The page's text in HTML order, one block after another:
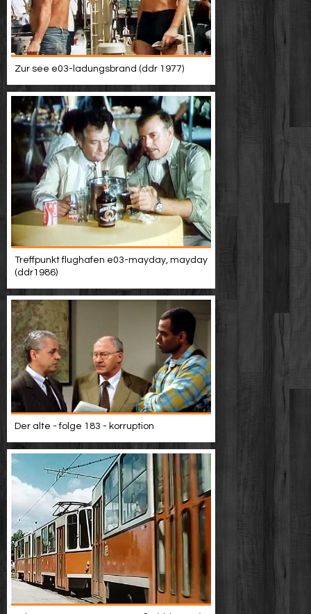
Zur see e03-ladungsbrand (ddr 1977)
Treffpunkt flughafen e03-mayday, mayday
(ddr1986)
Der alte - folge 183 - korruption